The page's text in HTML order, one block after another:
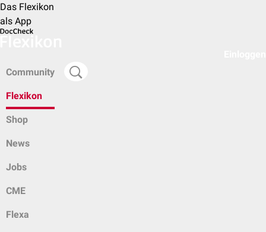
Das Flexikon
als App
Community
Flexikon
Shop
News
Jobs
CME
Flexa